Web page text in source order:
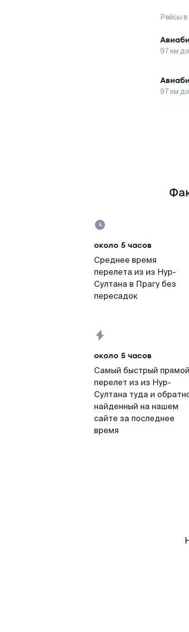
Рейсы
97км до
97км до
около 5 часов
Среднее время
перелета из из Нур-
Султана в Прагу без
пересадок
около 5 часов
Самый быстрый прямой
перелет из из Нур-
Султана туда и
найденный на нашем
сайте за последнее
время